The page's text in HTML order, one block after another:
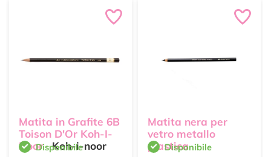
Matita in Grafite 6B
Toison D'Or Koh-I-
Noor Koh-i-noor
Disponibile
Matita nera per
vetro metallo
plastica
Disponibile